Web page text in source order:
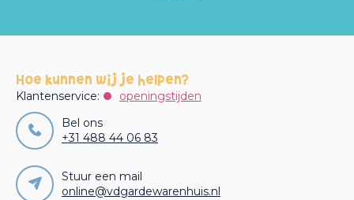
Hoe kunnen wij je helpen?
Klantenservice:
openingstijden
Bel ons
+31 488 44 06 83
Stuur een mail
online@vdgardewarenhuis.nl